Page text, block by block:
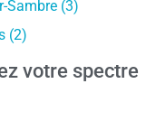
Sambre (3)
(2)
votre spectre